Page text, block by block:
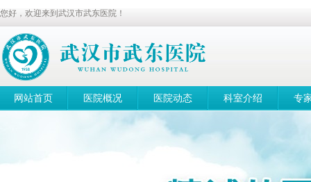
您好，欢迎来到武汉市武东医院！
网站首页 医院概况 医院动态 科室介绍 专